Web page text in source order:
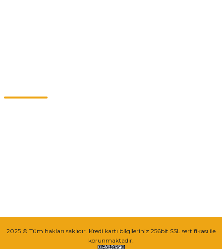
2025 © Tüm hakları saklıdır. Kredi kartı bilgileriniz 256bit SSL sertifikası ile
korunmaktadır.